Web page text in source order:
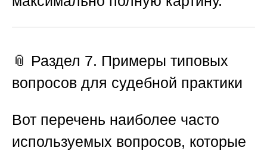
📎 Раздел 7. Примеры типовых
вопросов для судебной практики
Вот перечень наиболее часто
используемых вопросов, которые